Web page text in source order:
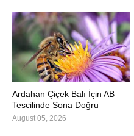
Ardahan Çiçek Balı İçin AB
Tescilinde Sona Doğru
August 05, 2026